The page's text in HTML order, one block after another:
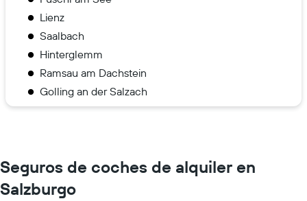
Lienz
Saalbach
Hinterglemm
Ramsau am Dachstein
Golling an der Salzach
Seguros de coches de alquiler en
Salzburgo